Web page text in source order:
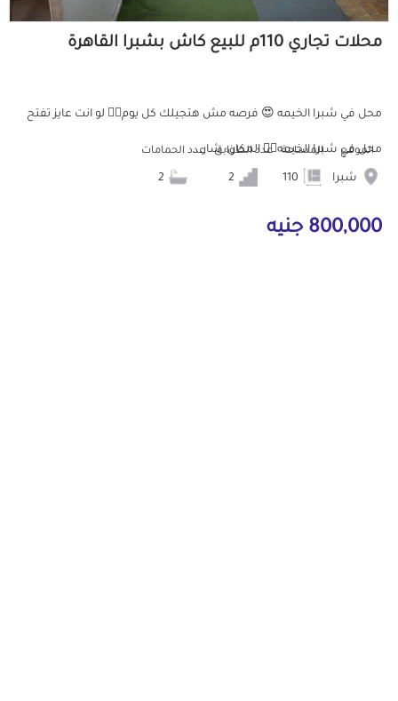
محلات تجاري 110م للبيع كاش بشبرا القاهرة
محل في شبرا الخيمه 😍 فرصه مش هتجيلك كل يوم👌🏻 لو انت عايز تفتح
محل في شبرا الخيمه👌🏻 المكان: شار...
الموقع
شبرا
المساحة عدد الطوابق عدد الحمامات
800,000 جنيه